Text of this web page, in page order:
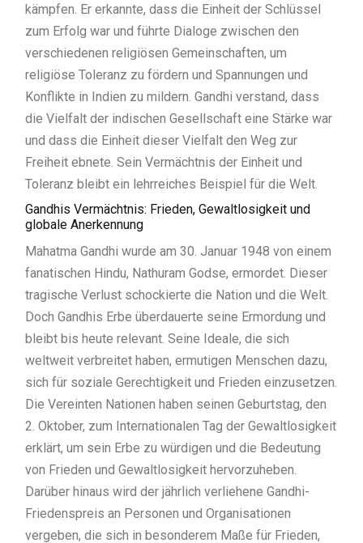
kämpfen. Er erkannte, dass die Einheit der Schlüssel
zum Erfolg war und führte Dialoge zwischen den
verschiedenen religiösen Gemeinschaften, um
religiöse Toleranz zu fördern und Spannungen und
Konflikte in Indien zu mildern. Gandhi verstand, dass
die Vielfalt der indischen Gesellschaft eine Stärke war
und dass die Einheit dieser Vielfalt den Weg zur
Freiheit ebnete. Sein Vermächtnis der Einheit und
Toleranz bleibt ein lehrreiches Beispiel für die Welt.
Gandhis Vermächtnis: Frieden, Gewaltlosigkeit und
globale Anerkennung
Mahatma Gandhi wurde am 30. Januar 1948 von einem
fanatischen Hindu, Nathuram Godse, ermordet. Dieser
tragische Verlust schockierte die Nation und die Welt.
Doch Gandhis Erbe überdauerte seine Ermordung und
bleibt bis heute relevant. Seine Ideale, die sich
weltweit verbreitet haben, ermutigen Menschen dazu,
sich für soziale Gerechtigkeit und Frieden einzusetzen.
Die Vereinten Nationen haben seinen Geburtstag, den
2. Oktober, zum Internationalen Tag der Gewaltlosigkeit
erklärt, um sein Erbe zu würdigen und die Bedeutung
von Frieden und Gewaltlosigkeit hervorzuheben.
Darüber hinaus wird der jährlich verliehene Gandhi-
Friedenspreis an Personen und Organisationen
vergeben, die sich in besonderem Maße für Frieden,